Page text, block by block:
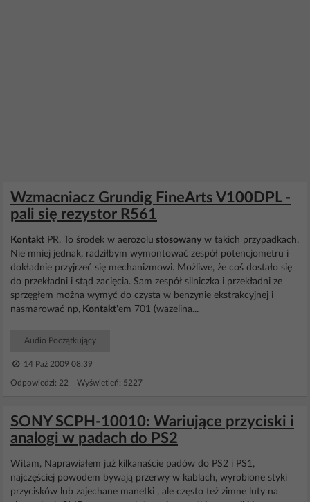
Wzmacniacz Grundig FineArts V100DPL -
pali się rezystor R561
Kontakt PR. To środek w aerozolu stosowany w takich przypadkach.
Nie mniej jednak, radziłbym wymontować zespół potencjometru i
dokładnie przyjrzeć się mechanizmowi. Możliwe, że coś dostało się
do przekładni i stąd zacięcia. Sam zespół silniczka i przekładni ze
sprzęgłem można wymyć do czysta w benzynie ekstrakcyjnej i
nasmarować np, Kontakt'em 701 (wazelina...
Audio Początkujący
14 Paź 2009 08:39
Odpowiedzi: 22 Wyświetleń: 5227
SONY SCPH-10010: Wariujące przyciski i
analogi w padach do PS2
Witam, Naprawiałem już kilkanaście padów do PS2 i PS1,
najczęściej powodem bywają przerwy w kablach, wyrobione styki
przycisków lub zajechane manetki , ale często też zimne luty na